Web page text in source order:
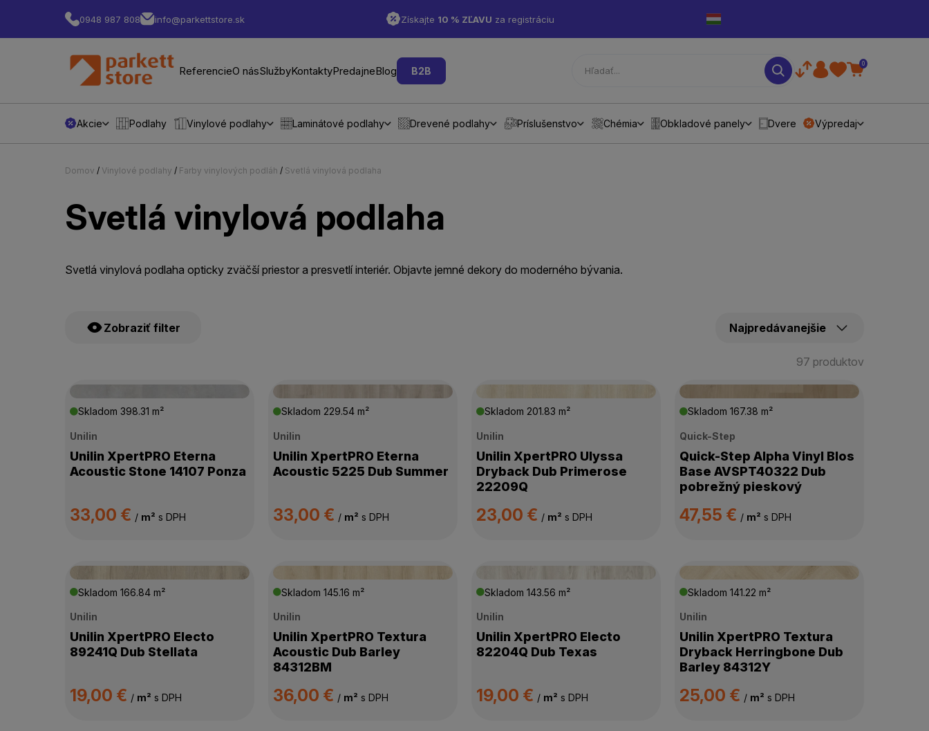
0948 987 808 info@parkettstore.sk Získajte 10 % ZĽAVU za registráciu
ReferencieO násSlužbyKontaktyPredajneBlog B2B
0
Akcie Podlahy Vinylové podlahy Laminátové podlahy Drevené podlahy Príslušenstvo Chémia Obkladové panely Dvere Výpredaj
Domov / Vinylové podlahy / Farby vinylových podláh / Svetlá vinylová podlaha
Svetlá vinylová podlaha
Svetlá vinylová podlaha opticky zväčší priestor a presvetlí interiér. Objavte jemné dekory do moderného bývania.
Zobraziť filter
97 produktov
ŠTÍTKY PRODUKTOV
CENA
VÝROBCA
TYP VINYLU
ODOLNOSŤ PROTI ODERU
VODEODOLNOSŤ
Skladom398.31 m²
Unilin
Unilin XpertPRO Eterna
Acoustic Stone 14107 Ponza
33,00 € / m² s DPH
Skladom 229.54 m²
Unilin
Unilin XpertPRO Eterna
Acoustic 5225 Dub Summer
33,00 € / m² s DPH
Skladom 201.83 m²
Unilin
Unilin XpertPRO Ulyssa
Dryback Dub Primerose
22209Q
23,00 € / m² s DPH
Skladom 167.38 m²
Quick-Step
Quick-Step Alpha Vinyl Blos
Base AVSPT40322 Dub
pobrežný pieskový
47,55 € / m² s DPH
Skladom166.84 m²
Unilin
Unilin XpertPRO Electo
89241Q Dub Stellata
19,00 € / m² s DPH
Skladom145.16 m²
Unilin
Unilin XpertPRO Textura
Acoustic Dub Barley
84312BM
36,00 € / m² s DPH
Skladom 143.56 m²
Unilin
Unilin XpertPRO Electo
82204Q Dub Texas
19,00 € / m² s DPH
Skladom 141.22 m²
Unilin
Unilin XpertPRO Textura
Dryback Herringbone Dub
Barley 84312Y
25,00 € / m² s DPH